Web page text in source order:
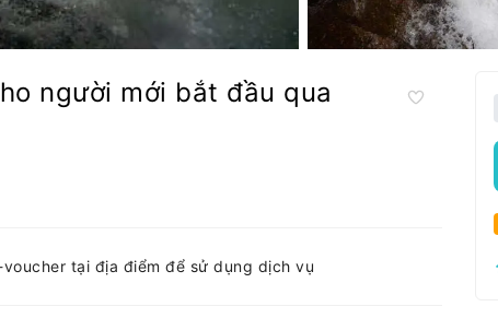
người mới bắt đầu qua
tại địa điểm để sử dụng dịch vụ